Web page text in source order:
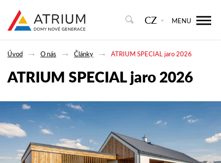
CZ MENU
Úvod O nás Články ATRIUM SPECIAL jaro 2026
ATRIUM SPECIAL jaro 2026